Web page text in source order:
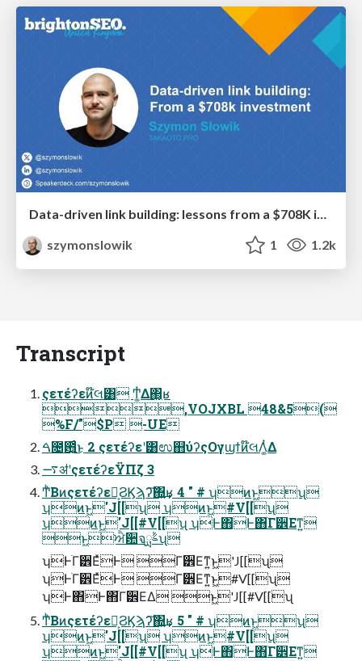
szymonslowik
1 1.2k
Transcript
ςετέʔεͷ໊લ͸ Ͳ͏͚ͭΔ΂͖͔ʁ
,VOJXBL 48&5(
%F/"$P -UE
ࠓ೔఻͍͑ͨ͜ͱ 2 ςετέʔεʹ͸ಉ஋ύʔςΟγϣϯͷ໊લΛ͚ͭΔ
࠷ॳʹςετέʔεΫΠζ 3
ͲͪΒͷςετέʔε໊͕ϨϏϡʔ͠΍͍͢ʁ 4 " # ʮͷͱ͖ʯ
ʮͷͱ͖'J[[ʯ ʮͷͱ͖#V[[ʯ
ʮͷͱ͖'J[[#V[[ʯ ʮͰ΋Ͱ΋ׂΓ੾Εͳ͍
ͱ͖ਐ਺จࣈྻʯ
ʮͰׂΓ੾ΕͯͰ ׂΓ੾Εͳ͍ͱ͖'J[[ʯ
ʮͰׂΓ੾ΕͯͰ ׂΓ੾Εͳ͍ͱ͖#V[[ʯ
ʮͰ΋Ͱ΋ׂΓ੾ΕΔ ͱ͖'J[[#V[[ʯ
ͲͪΒͷςετέʔε໊͕ϨϏϡʔ͠΍͍͢ʁ 5 " # ʮͷͱ͖ʯ
ʮͷͱ͖'J[[ʯ ʮͷͱ͖#V[[ʯ
ʮͷͱ͖'J[[#V[[ʯ ʮͰ΋Ͱ΋ׂΓ੾Εͳ͍